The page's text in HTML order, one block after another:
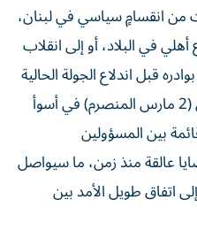
من انقسامٍ سياسي في لبنان،
في البلاد، أو إلى انقلاب
قبل اندلاع الجولة الحالية
من المواجهة العسكرية في لبنان (2 مارس المنصرم) في أسوأ
بين المسؤولين
عالقة منذ زمن، ما سيواصل
اتفاق طويل الأمد بين